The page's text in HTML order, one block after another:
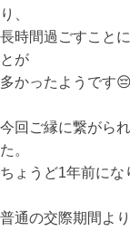
り、
長時間過ごすこと
とが
多かったようです😔
今回ご縁に繋がら
た。
ちょうど1年前にな
普通の交際期間よ